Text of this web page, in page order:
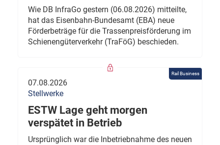
Wie DB InfraGo gestern (06.08.2026) mitteilte,
hat das Eisenbahn-Bundesamt (EBA) neue
Förderbeträge für die Trassenpreisförderung im
Schienengüterverkehr (TraFöG) beschieden.
Rail Business
07.08.2026
Stellwerke
ESTW Lage geht morgen
verspätet in Betrieb
Ursprünglich war die Inbetriebnahme des neuen